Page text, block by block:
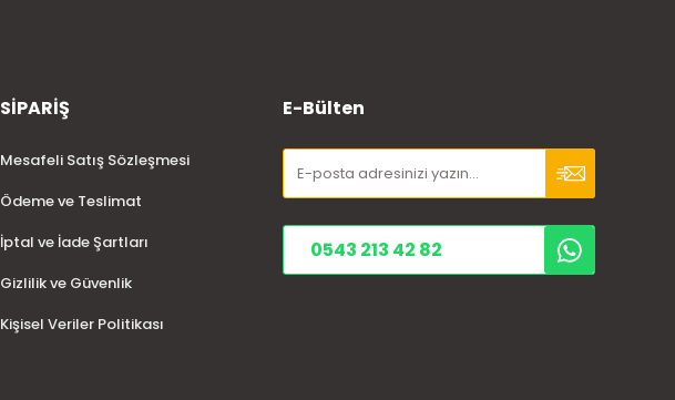
SİPARİŞ
Mesafeli Satış Sözleşmesi
Ödeme ve Teslimat
İptal ve İade Şartları
Gizlilik ve Güvenlik
Kişisel Veriler Politikası
E-Bülten
0543 213 42 82